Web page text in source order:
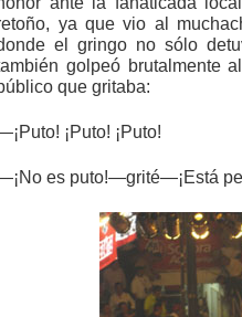
ya que vio al
el gringo no sólo
golpeó brutalmente
que gritaba:
¡Puto! ¡Puto!
es puto!—grité—¡Está